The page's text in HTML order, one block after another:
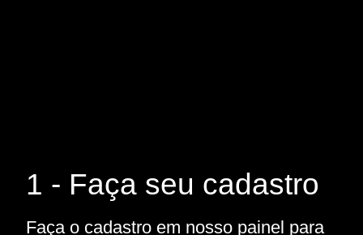
1 - Faça seu cadastro
Faça o cadastro em nosso painel para